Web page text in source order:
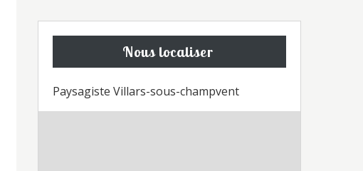
Nous localiser
Paysagiste Villars-sous-champvent